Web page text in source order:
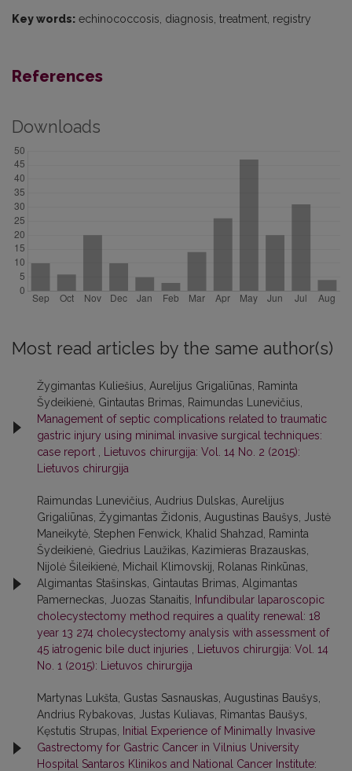
Key words: echinococcosis, diagnosis, treatment, registry
References
Downloads
Most read articles by the same author(s)
Žygimantas Kuliešius, Aurelijus Grigaliūnas, Raminta
Šydeikienė, Gintautas Brimas, Raimundas Lunevičius,
Management of septic complications related to traumatic
gastric injury using minimal invasive surgical techniques:
case report
Lietuvos chirurgija: Vol. 14 No. 2 (2015):
Lietuvos chirurgija
Raimundas Lunevičius, Audrius Dulskas, Aurelijus
Grigaliūnas, Žygimantas Židonis, Augustinas Baušys, Justė
Maneikytė, Stephen Fenwick, Khalid Shahzad, Raminta
Šydeikienė, Giedrius Laužikas, Kazimieras Brazauskas,
Nijolė Šileikienė, Michail Klimovskij, Rolanas Rinkūnas,
Algimantas Stašinskas, Gintautas Brimas, Algimantas
Pamerneckas, Juozas Stanaitis,
Infundibular laparoscopic
cholecystectomy method requires a quality renewal: 18
year 13 274 cholecystectomy analysis with assessment of
45 iatrogenic bile duct injuries
Lietuvos chirurgija: Vol. 14
No. 1 (2015): Lietuvos chirurgija
Martynas Lukšta, Gustas Sasnauskas, Augustinas Baušys,
Andrius Rybakovas, Justas Kuliavas, Rimantas Baušys,
Kęstutis Strupas,
Initial Experience of Minimally Invasive
Gastrectomy for Gastric Cancer in Vilnius University
Hospital Santaros Klinikos and National Cancer Institute: